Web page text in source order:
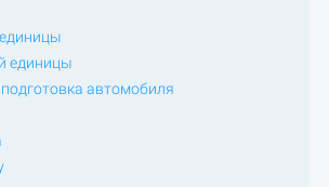
единицы
автомобиля